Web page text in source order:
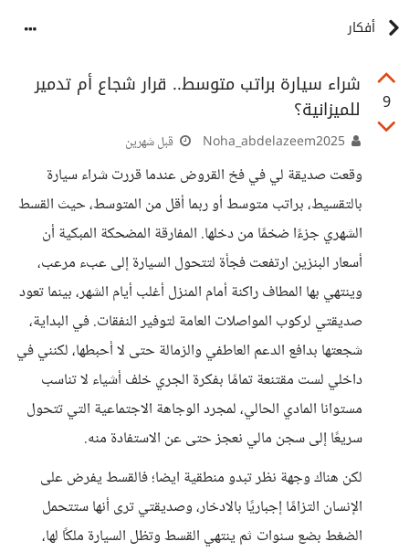
أفكار
9
شراء سيارة براتب متوسط.. قرار شجاع أم تدمير
للميزانية؟
قبل شهرين
وقعت صديقة لي في فخ القروض عندما قررت شراء سيارة
بالتقسيط، براتب متوسط أو ربما أقل من المتوسط، حيث القسط
الشهري جزءًا ضخمًا من دخلها. المفارقة المضحكة المبكية أن
أسعار البنزين ارتفعت فجأة لتتحول السيارة إلى عبء مرعب،
وينتهي بها المطاف راكنة أمام المنزل أغلب أيام الشهر، بينما تعود
صديقتي لركوب المواصلات العامة لتوفير النفقات. في البداية،
شجعتها بدافع الدعم العاطفي والزمالة حتى لا أحبطها، لكنني في
داخلي لست مقتنعة تمامًا بفكرة الجري خلف أشياء لا تناسب
مستوانا المادي الحالي، لمجرد الوجاهة الاجتماعية التي تتحول
سريعًا إلى سجن مالي نعجز حتى عن الاستفادة منه.
​لكن هناك وجهة نظر تبدو منطقية ايضا؛ فالقسط يفرض على
الإنسان التزامًا إجباريًا بالادخار، وصديقتي ترى أنها ستتحمل
الضغط بضع سنوات ثم ينتهي القسط وتظل السيارة ملكًا لها،